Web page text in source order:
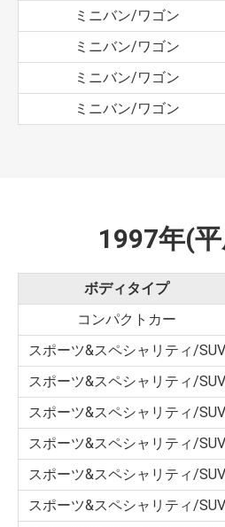
ミニバン/ワゴン
ミニバン/ワゴン
ミニバン/ワゴン
ミニバン/ワゴン
1997年(
ボディタイプ
コンパクトカー
スポーツ&スペシャリティ/SUV
スポーツ&スペシャリティ/SUV
スポーツ&スペシャリティ/SUV
スポーツ&スペシャリティ/SUV
スポーツ&スペシャリティ/SUV
スポーツ&スペシャリティ/SUV